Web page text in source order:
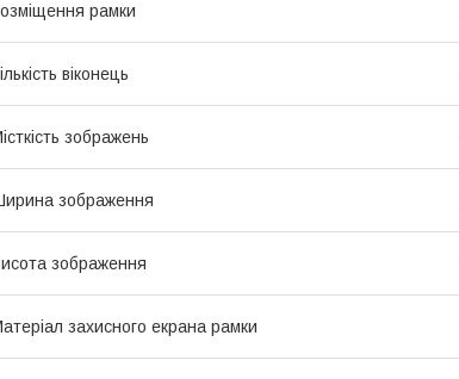
рамки
віконець
зображень
зображення
зображення
захисного екрана рамки